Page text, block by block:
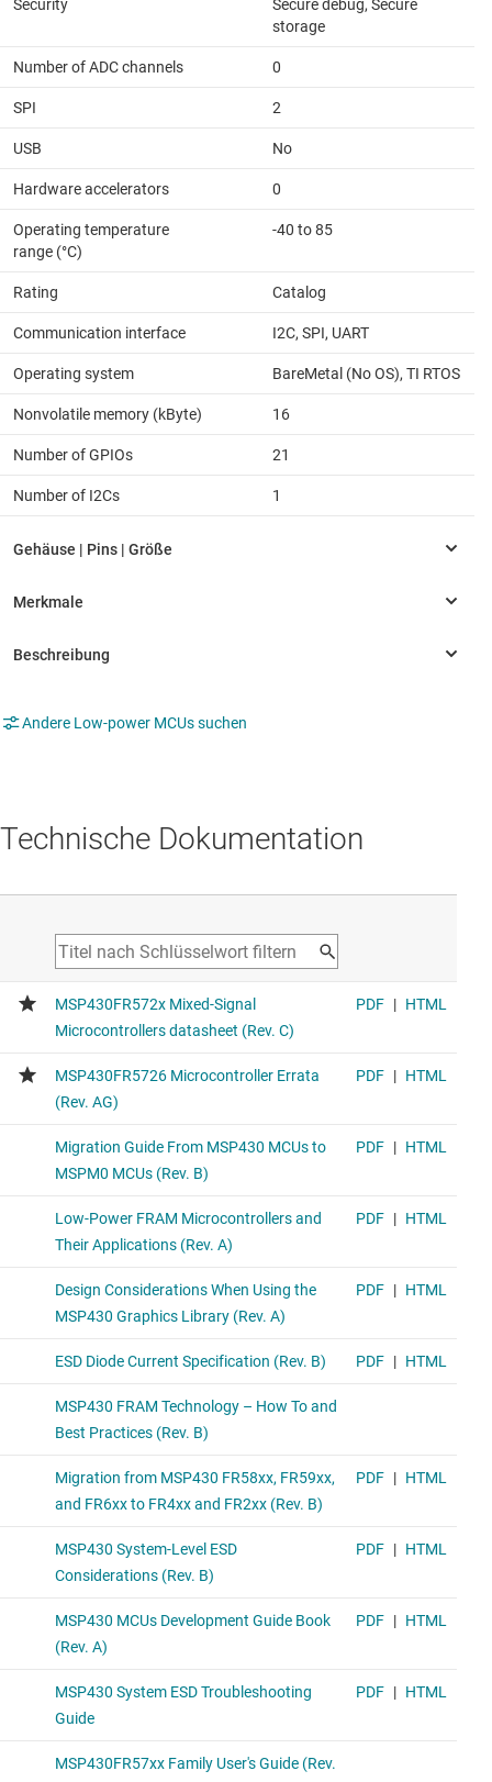
Security
Secure debug, Secure
storage
Number of ADC channels 0
SPI 2
USB No
Hardware accelerators 0
Operating temperature
range (°C)
-40 to 85
Rating Catalog
Communication interface I2C, SPI, UART
Operating system BareMetal (No OS), TI RTOS
Nonvolatile memory (kByte) 16
Number of GPIOs 21
Number of I2Cs 1
Andere Low-power MCUs suchen
Technische Dokumentation